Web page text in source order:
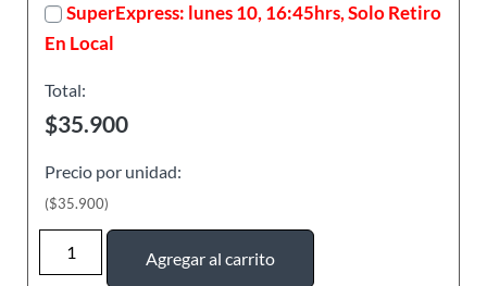
SuperExpress: lunes 10, 16:45hrs, Solo Retiro
En Local
Total:
Precio por unidad:
Agregar al carrito